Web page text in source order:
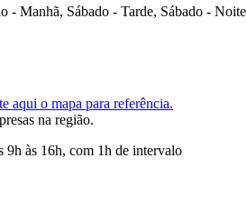
- Manhã, Sábado - Tarde, Sábado - Noite
aqui o mapa para referência.
na região.
9h às 16h, com 1h de intervalo